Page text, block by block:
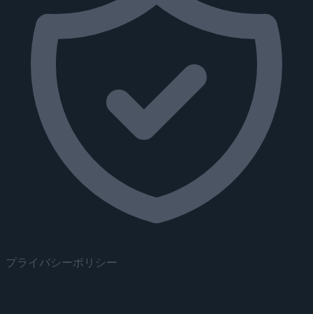
プライバシーポリシー